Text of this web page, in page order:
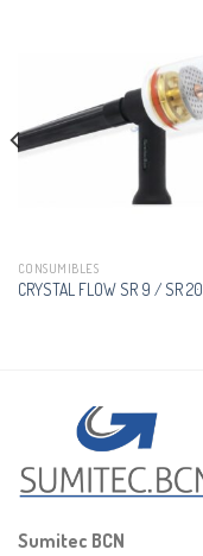
CONSUMIBLES
CRYSTAL FLOW SR 9 / SR 20
Sumitec BCN